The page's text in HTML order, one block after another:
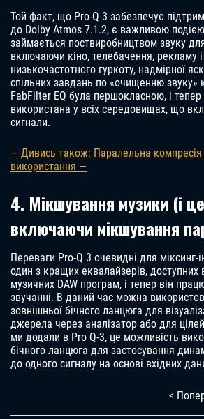
Той факт, що Pro-Q 3 забезпечує
до Dolby Atmos 7.1.2, є важливою подією
займається поствиробництвом звуку для
включаючи кіно, телебачення, рекламу
низькочастотного гуркоту, надмірної
спільних завдань по «очищенню звуку»
FabFilter EQ була першокласною, і
використана у всіх середовищах, що
сигнали.
— Дивись також: Паралельна компресія
використання —
4. Мікшування музики (і
включаючи мікшування
Переваги Pro-Q 3 очевидні для міксинг-
один з кращих еквалайзерів, доступних
музичних DAW програм, і тепер він
звучанні. В даний час можна
зовнішньої бічного ланцюга для
джерела через аналізатор або для
ми додали в Pro Q-3, це можливість
бічного ланцюга для застосування
до одного сигналу на основі вхідних
<